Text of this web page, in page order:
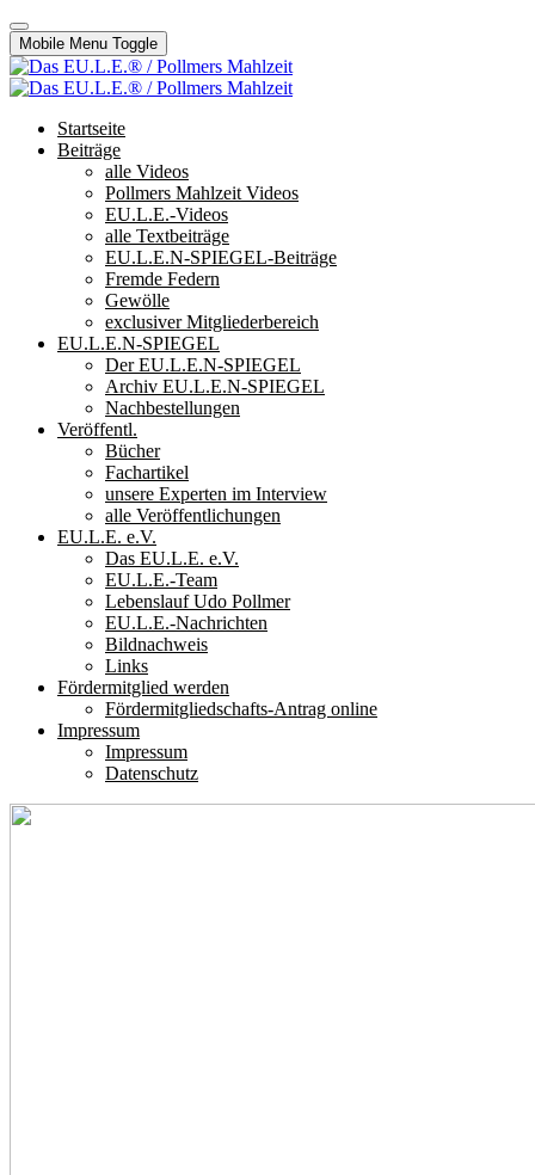
Mobile Menu Toggle
Startseite
Beiträge
alle Videos
Pollmers Mahlzeit Videos
EU.L.E.-Videos
alle Textbeiträge
EU.L.E.N-SPIEGEL-Beiträge
Fremde Federn
Gewölle
exclusiver Mitgliederbereich
EU.L.E.N-SPIEGEL
Der EU.L.E.N-SPIEGEL
Archiv EU.L.E.N-SPIEGEL
Nachbestellungen
Veröffentl.
Bücher
Fachartikel
unsere Experten im Interview
alle Veröffentlichungen
EU.L.E. e.V.
Das EU.L.E. e.V.
EU.L.E.-Team
Lebenslauf Udo Pollmer
EU.L.E.-Nachrichten
Bildnachweis
Links
Fördermitglied werden
Fördermitgliedschafts-Antrag online
Impressum
Impressum
Datenschutz